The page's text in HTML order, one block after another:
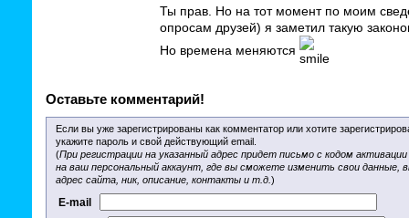
Ты прав. Но на тот момент по моим
опросам друзей) я заметил такую
Но времена меняются
Оставьте комментарий!
Если вы уже зарегистрированы как комментатор или хотите
укажите пароль и свой действующий email.
(При регистрации на указанный адрес придет письмо с кодом
на ваш персональный аккаунт, где вы сможете изменить свои данные,
адрес сайта, ник, описание, контакты и т.д. )
E-mail